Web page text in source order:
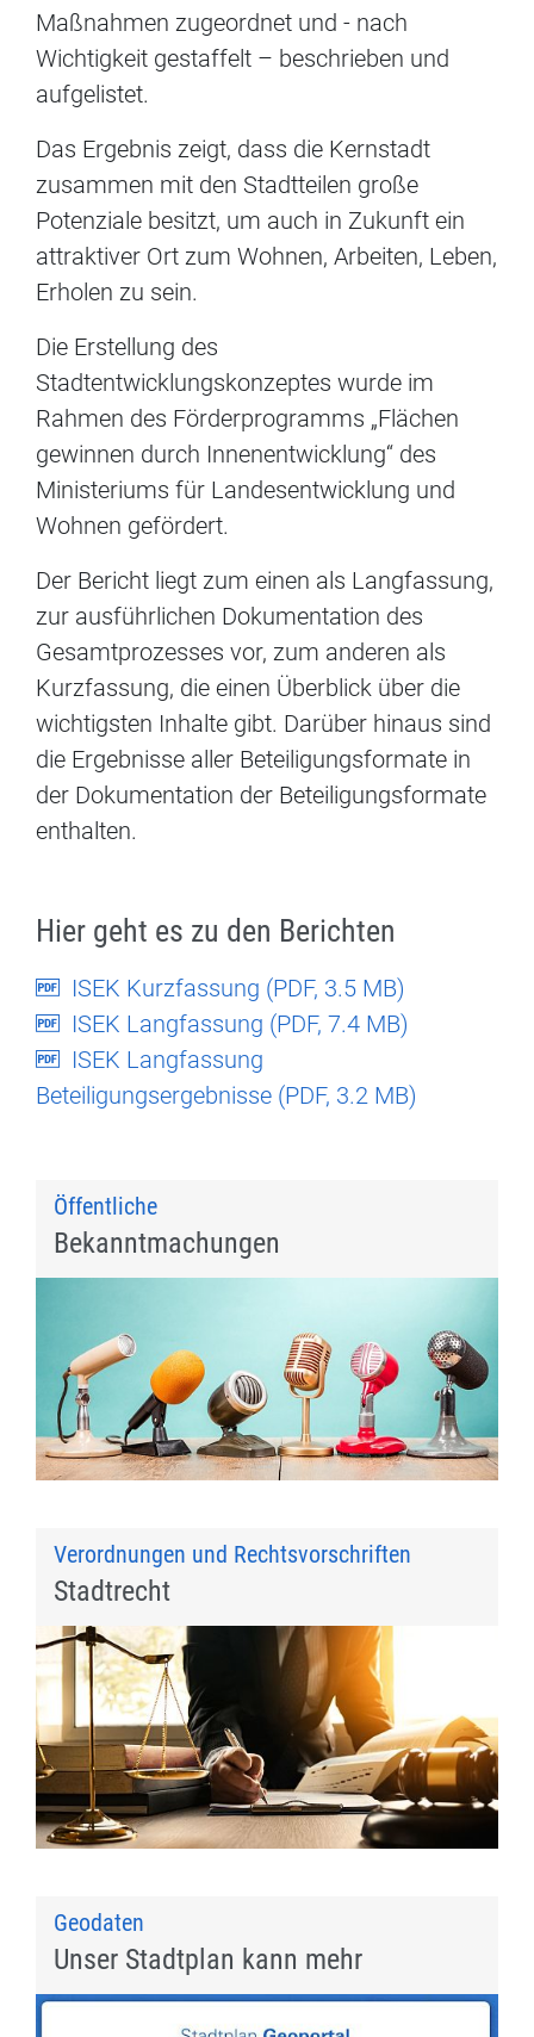
Maßnahmen zugeordnet und - nach
Wichtigkeit gestaffelt – beschrieben und
aufgelistet.
Das Ergebnis zeigt, dass die Kernstadt
zusammen mit den Stadtteilen große
Potenziale besitzt, um auch in Zukunft ein
attraktiver Ort zum Wohnen, Arbeiten, Leben,
Erholen zu sein.
Die Erstellung des
Stadtentwicklungskonzeptes wurde im
Rahmen des Förderprogramms „Flächen
gewinnen durch Innenentwicklung“ des
Ministeriums für Landesentwicklung und
Wohnen gefördert.
Der Bericht liegt zum einen als Langfassung,
zur ausführlichen Dokumentation des
Gesamtprozesses vor, zum anderen als
Kurzfassung, die einen Überblick über die
wichtigsten Inhalte gibt. Darüber hinaus sind
die Ergebnisse aller Beteiligungsformate in
der Dokumentation der Beteiligungsformate
enthalten.
Hier geht es zu den Berichten
ISEK Kurzfassung (PDF, 3.5 MB)
ISEK Langfassung (PDF, 7.4 MB)
ISEK Langfassung
Beteiligungsergebnisse (PDF, 3.2 MB)
Öffentliche
Bekanntmachungen
Verordnungen und Rechtsvorschriften
Stadtrecht
Geodaten
Unser Stadtplan kann mehr